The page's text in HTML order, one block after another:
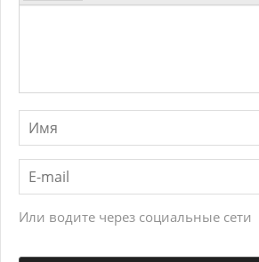
Или водите через социальные сети